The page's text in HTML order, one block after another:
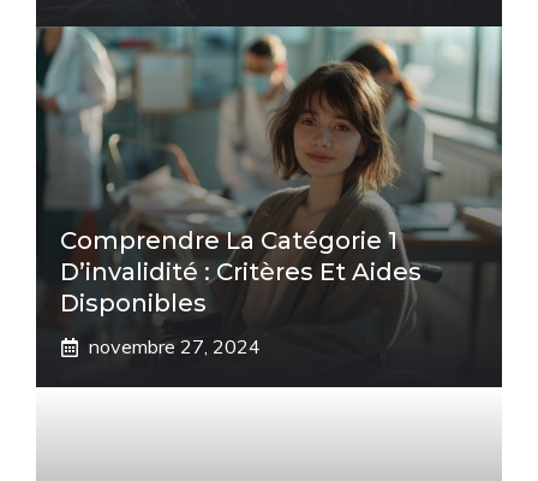
Comprendre La Catégorie 1
D’invalidité : Critères Et Aides
Disponibles
novembre 27, 2024